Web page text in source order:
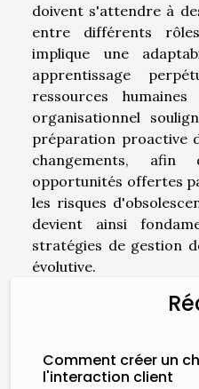
doivent s'attendre à
entre différents
implique une
apprentissage
ressources
organisationnel
préparation proactive
changements,
opportunités offertes
les risques
devient ainsi
stratégies de gestion
évolutive.
Comment créer un
l'interaction client